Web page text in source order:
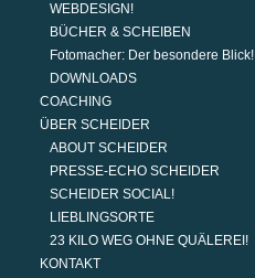
WEBDESIGN!
BÜCHER & SCHEIBEN
Fotomacher: Der besondere Blick!
DOWNLOADS
COACHING
ÜBER SCHEIDER
ABOUT SCHEIDER
PRESSE-ECHO SCHEIDER
SCHEIDER SOCIAL!
LIEBLINGSORTE
23 KILO WEG OHNE QUÄLEREI!
KONTAKT